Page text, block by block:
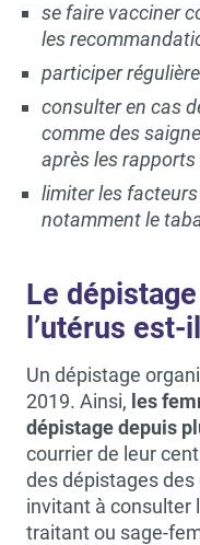
se faire vacciner
les
participer
consulter en cas
comme des
après les rapports
limiter les
notamment le
Le
l’utérus
Un dépistage
2019. Ainsi, les
dépistage depuis
courrier de leur
des dépistages des
invitant à consulter
traitant ou sage-